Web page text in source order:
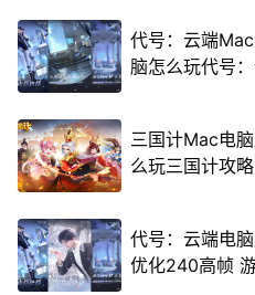
代号：云端
脑怎么玩代号
三国计Mac电
么玩三国计攻略
代号：云端电
优化240高帧